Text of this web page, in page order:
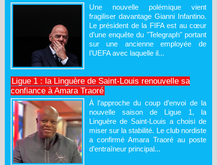
Une nouvelle polémique vient
fragiliser davantage Gianni Infantino.
Le président de la FIFA est au cœur
d’une enquête du "Telegraph" portant
sur une ancienne employée de
l’UEFA avec laquelle il...
Ligue 1 : la Linguère de Saint-Louis renouvelle sa
confiance à Amara Traoré
À l’approche du coup d’envoi de la
nouvelle saison de Ligue 1, la
Linguère de Saint-Louis a choisi de
miser sur la stabilité. Le club nordiste
a confirmé Amara Traoré au poste
d’entraîneur principal...